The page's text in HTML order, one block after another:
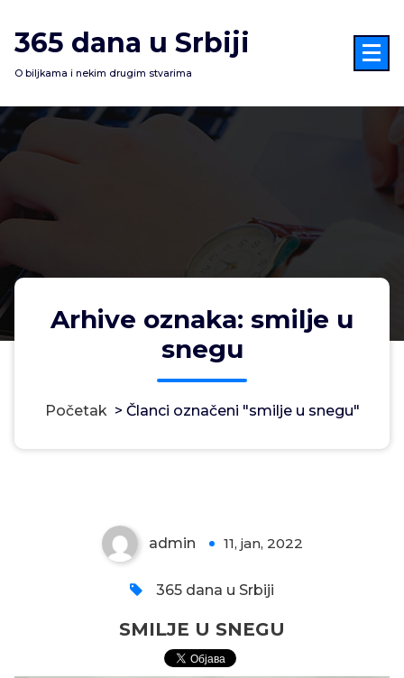
na
sadržaj
365 dana u Srbiji
O biljkama i nekim drugim stvarima
Arhive oznaka: smilje u
snegu
Početak> Članci označeni "smilje u snegu"
admin 11, jan, 2022
365 dana u Srbiji
SMILJE U SNEGU